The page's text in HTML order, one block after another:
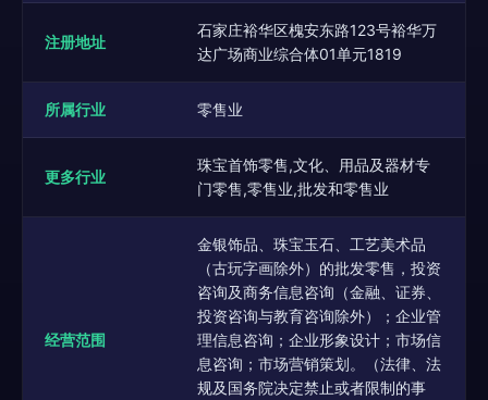
注册地址
石家庄裕华区槐安东路123号裕华万
达广场商业综合体01单元1819
所属行业 零售业
更多行业
珠宝首饰零售,文化、用品及器材专
门零售,零售业,批发和零售业
经营范围
金银饰品、珠宝玉石、工艺美术品
（古玩字画除外）的批发零售，投资
咨询及商务信息咨询（金融、证券、
投资咨询与教育咨询除外）；企业管
理信息咨询；企业形象设计；市场信
息咨询；市场营销策划。（法律、法
规及国务院决定禁止或者限制的事